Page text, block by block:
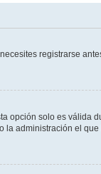
registrarse
opción solo es válida
administración el